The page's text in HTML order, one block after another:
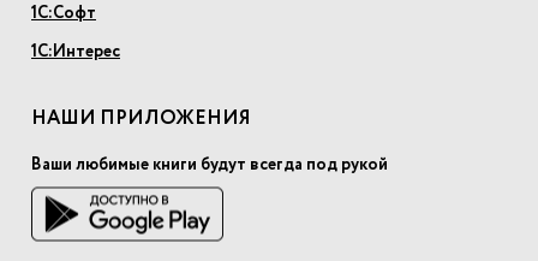
1С:Софт
1С:Интерес
НАШИ ПРИЛОЖЕНИЯ
Ваши любимые книги будут всегда под рукой